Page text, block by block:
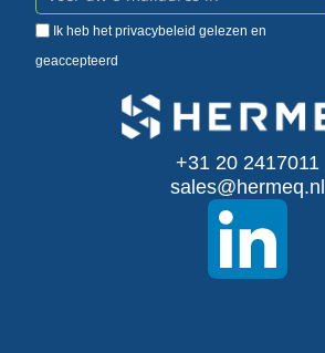
u
Ik heb hetprivacybeleid gelezen en
geaccepteerd
+31 20 2417011
sales@hermeq.nl